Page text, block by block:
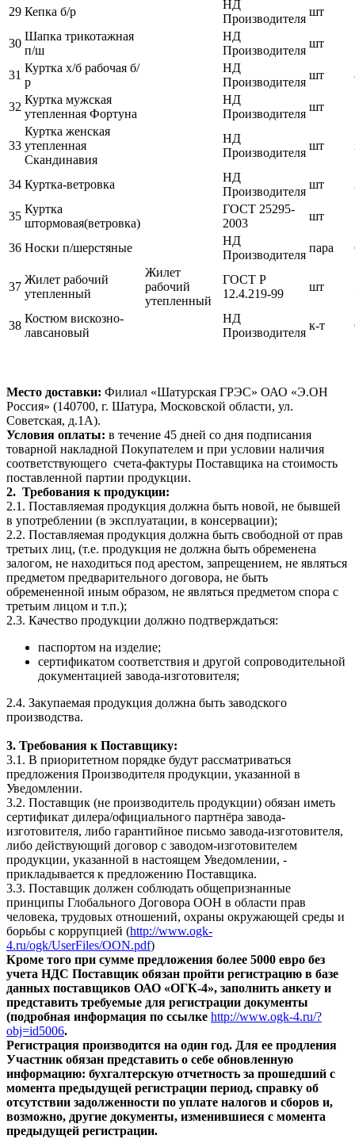
29 Кепка б/р
НД
Производителя
шт
30
Шапка трикотажная
п/ш
НД
Производителя
шт
31
Куртка х/б рабочая б/
р
НД
Производителя
шт
32
Куртка мужская
утепленная Фортуна
НД
Производителя
шт
33
Куртка женская
утепленная
Скандинавия
НД
Производителя
шт
34 Куртка-ветровка
НД
Производителя
шт
35
Куртка
штормовая(ветровка)
ГОСТ 25295-
2003
шт
36 Носки п/шерстяные
НД
Производителя
пара
37
Жилет рабочий
утепленный
Жилет
рабочий
утепленный
ГОСТ Р
12.4.219-99
шт
38
Костюм вискозно-
лавсановый
НД
Производителя
к-т
Место доставки: Филиал «Шатурская ГРЭС» ОАО «Э.ОН
Россия» (140700, г. Шатура, Московской области, ул.
Советская, д.1А).
Условия оплаты: в течение 45 дней со дня подписания
товарной накладной Покупателем и при условии наличия
соответствующего счета-фактуры Поставщика на стоимость
поставленной партии продукции.
2. Требования к продукции:
2.1. Поставляемая продукция должна быть новой, не бывшей
в употреблении (в эксплуатации, в консервации);
2.2. Поставляемая продукция должна быть свободной от прав
третьих лиц, (т.е. продукция не должна быть обременена
залогом, не находиться под арестом, запрещением, не являться
предметом предварительного договора, не быть
обремененной иным образом, не являться предметом спора с
третьим лицом и т.п.);
2.3. Качество продукции должно подтверждаться:
паспортом на изделие;
сертификатом соответствия и другой сопроводительной
документацией завода-изготовителя;
2.4. Закупаемая продукция должна быть заводского
производства.
3. Требования к Поставщику:
3.1. В приоритетном порядке будут рассматриваться
предложения Производителя продукции, указанной в
Уведомлении.
3.2. Поставщик (не производитель продукции) обязан иметь
сертификат дилера/официального партнёра завода-
изготовителя, либо гарантийное письмо завода-изготовителя,
либо действующий договор с заводом-изготовителем
продукции, указанной в настоящем Уведомлении, -
прикладывается к предложению Поставщика.
3.3. Поставщик должен соблюдать общепризнанные
принципы Глобального Договора ООН в области прав
человека, трудовых отношений, охраны окружающей среды и
борьбы с коррупцией (http://www.ogk-
4.ru/ogk/UserFiles/OON.pdf)
Кроме того при сумме предложения более 5000 евро без
учета НДС Поставщик обязан пройти регистрацию в базе
данных поставщиков ОАО «ОГК-4», заполнить анкету и
представить требуемые для регистрации документы
(подробная информация по ссылке http://www.ogk-4.ru/?
obj=id5006.
Регистрация производится на один год. Для ее продления
Участник обязан представить о себе обновленную
информацию: бухгалтерскую отчетность за прошедший с
момента предыдущей регистрации период, справку об
отсутствии задолженности по уплате налогов и сборов и,
возможно, другие документы, изменившиеся с момента
предыдущей регистрации.